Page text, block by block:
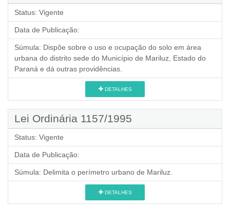
Status: Vigente
Data de Publicação:
Súmula: Dispõe sobre o uso e ocupação do solo em área
urbana do distrito sede do Município de Mariluz, Estado do
Paraná e dá outras providências.
DETALHES
Lei Ordinária 1157/1995
Status: Vigente
Data de Publicação:
Súmula: Delimita o perímetro urbano de Mariluz.
DETALHES